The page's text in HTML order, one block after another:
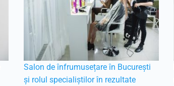
Salon de înfrumusețare în București
și rolul specialiștilor în rezultate